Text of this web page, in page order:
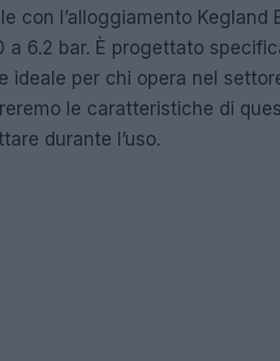
con l’alloggiamento Kegland
a 6.2 bar. È progettato
ideale per chi opera nel
le caratteristiche di
durante l’uso.